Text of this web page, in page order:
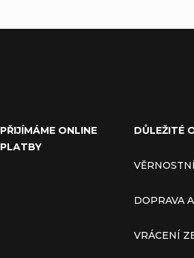
PŘIJÍMÁME ONLINE
PLATBY
DŮLEŽITÉ
DOPRAVA
VRÁCENÍ